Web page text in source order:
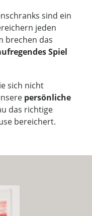
sind ein
jeden
brechen das
Spiel
sich nicht
persönliche
das richtige
bereichert.